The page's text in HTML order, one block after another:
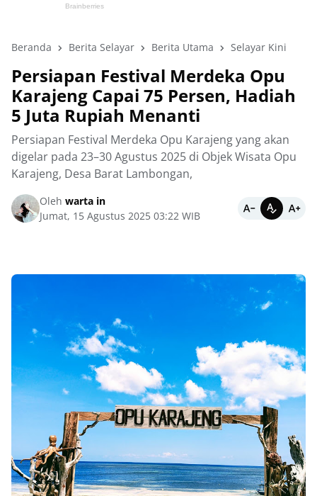
Beranda Berita Selayar Berita Utama Selayar Kini
Persiapan Festival Merdeka Opu
Karajeng Capai 75 Persen, Hadiah
5 Juta Rupiah Menanti
Persiapan Festival Merdeka Opu Karajeng yang akan
digelar pada 23–30 Agustus 2025 di Objek Wisata Opu
Karajeng, Desa Barat Lambongan,
Oleh warta in
Jumat, 15 Agustus 2025 03:22 WIB